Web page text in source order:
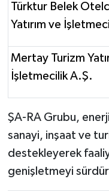
Türktur Belek
Yatırım ve
Mertay Turizm
İşletmecilik A.Ş.
ŞA-RA Grubu, enerji
sanayi, inşaat ve
destekleyerek
genişletmeyi